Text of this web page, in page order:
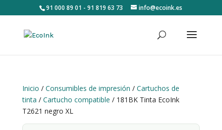
91 000 89 01 - 91 819 63 73 info@ecoink.es
Inicio / Consumibles de impresión / Cartuchos de
tinta / Cartucho compatible / 181BK Tinta EcoInk
T2621 negro XL